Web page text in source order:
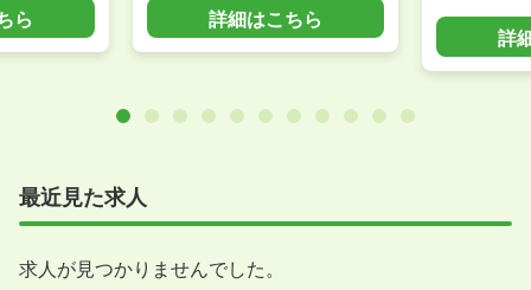
ら 詳細はこちら
詳
最近見た求人
求人が見つかりませんでした。